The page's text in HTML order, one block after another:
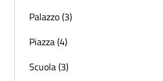
Palazzo (3)
Piazza (4)
Scuola (3)